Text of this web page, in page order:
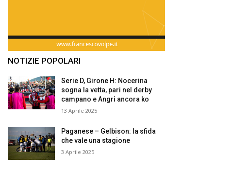
NOTIZIE POPOLARI
Serie D, Girone H: Nocerina
sogna la vetta, pari nel derby
campano e Angri ancora ko
13 Aprile 2025
Paganese – Gelbison: la sfida
che vale una stagione
3 Aprile 2025